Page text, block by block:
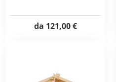
da 121,00 €